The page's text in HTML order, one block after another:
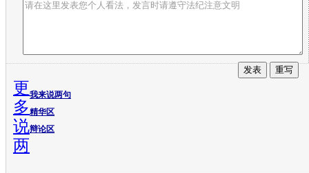
我来说两句
精华区
辩论区
更
多
说
两